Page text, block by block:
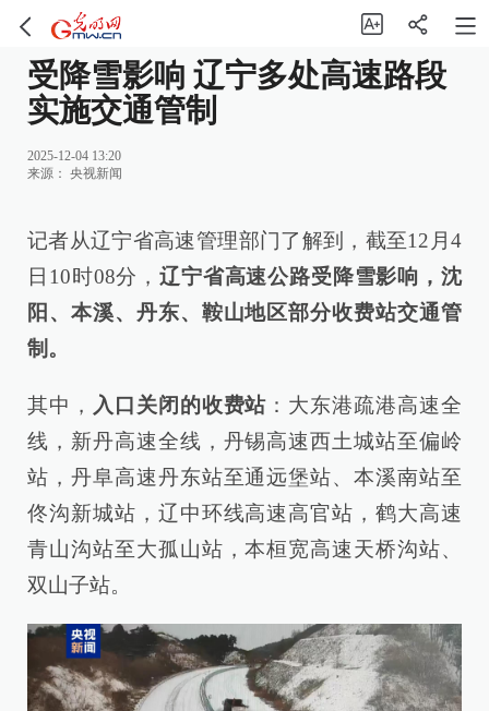
受降雪影响 辽宁多处高速路段
实施交通管制
2025-12-04 13:20
来源： 央视新闻
记者从辽宁省高速管理部门了解到，截至12月4
日10时08分，辽宁省高速公路受降雪影响，沈
阳、本溪、丹东、鞍山地区部分收费站交通管
制。
其中， 入口关闭的收费站 ：大东港疏港高速全
线，新丹高速全线，丹锡高速西土城站至偏岭
站，丹阜高速丹东站至通远堡站、本溪南站至
佟沟新城站，辽中环线高速高官站，鹤大高速
青山沟站至大孤山站，本桓宽高速天桥沟站、
双山子站。